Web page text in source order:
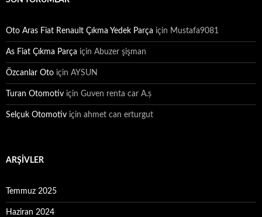
Oto Aras Fiat Renault Çıkma Yedek Parça için Mustafa9081
As Fiat Çıkma Parça için Abuzer şişman
Özcanlar Oto için AYSUN
Turan Otomotiv için Guven renta car A.ș
Selçuk Otomotiv için ahmet can erturgut
ARŞIVLER
Temmuz 2025
Haziran 2024